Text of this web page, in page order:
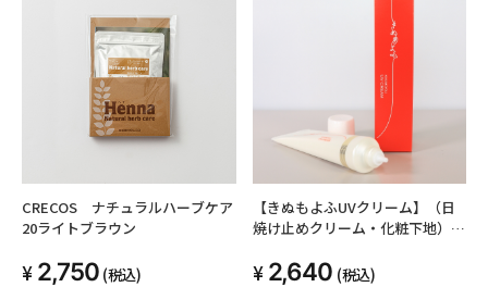
CRECOS ナチュラルハーブケア
20ライトブラウン
2,750 (税込)
【きぬもよふUVクリーム】（日
焼け止めクリーム・化粧下地）
絹セリシン配合
2,640 (税込)